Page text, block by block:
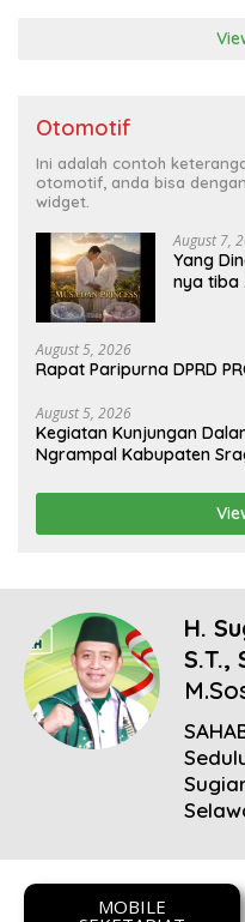
Otomotif
Ini adalah contoh
otomotif, anda bisa
widget.
August 7,
Yang
nya tiba
August 5, 2026
Rapat Paripurna DPRD
August 5, 2026
Kegiatan Kunjungan
Ngrampal Kabupaten
H.
S.T.,
MOBILE